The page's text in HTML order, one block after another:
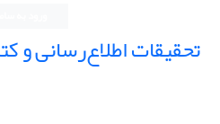
تحقیقات اطلاع‌رسانی و